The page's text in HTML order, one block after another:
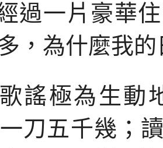
過一片豪華
，為什麼我
謠極為生動
刀五千幾；